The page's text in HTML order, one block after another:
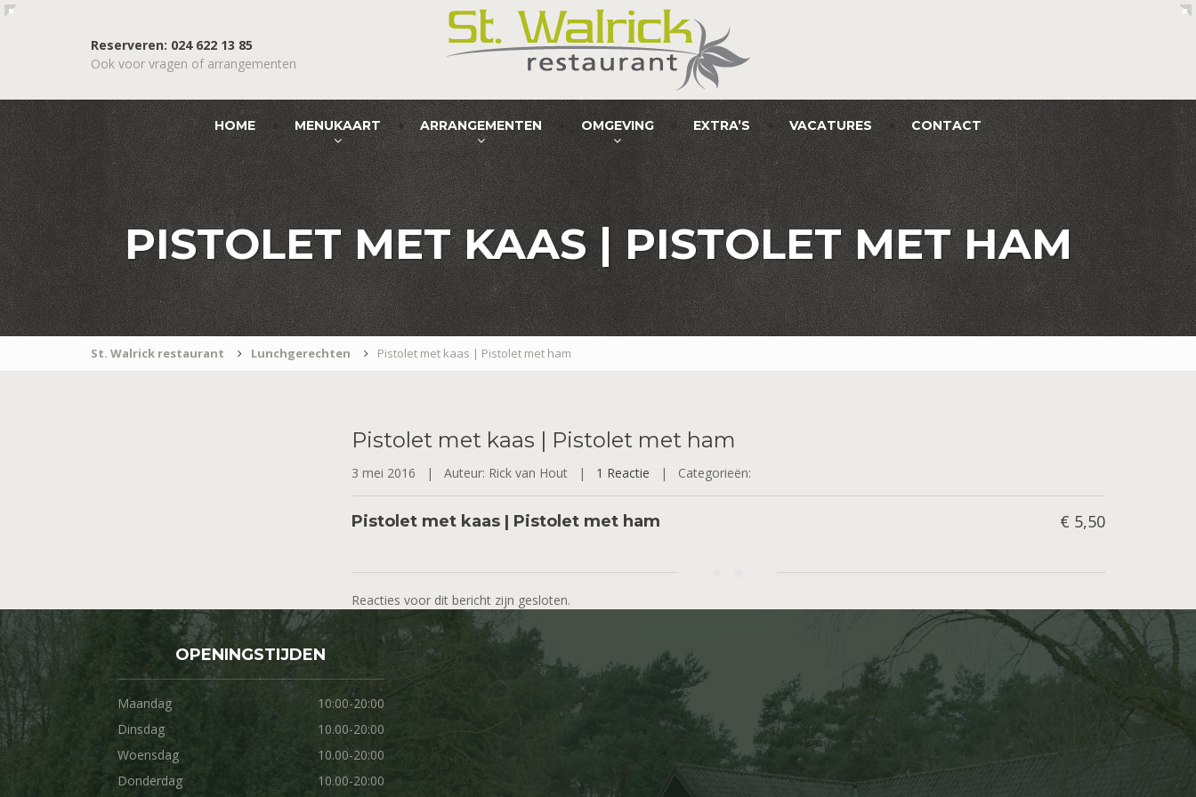
Reserveren: 024 622 13 85
Ook voor vragen of arrangementen
HOME MENUKAART ARRANGEMENTEN OMGEVING EXTRA’S VACATURES CONTACT
PISTOLET MET KAAS | PISTOLET MET HAM
St. Walrick restaurant Lunchgerechten Pistolet met kaas | Pistolet met ham
Pistolet met kaas | Pistolet met ham
3 mei 2016 | Auteur: Rick van Hout | 1 Reactie | Categorieën:
Pistolet met kaas | Pistolet met ham € 5,50
Reacties voor dit bericht zijn gesloten.
OPENINGSTIJDEN
Maandag
10:00-20:00
Dinsdag
10.00-20:00
Woensdag
10.00-20:00
Donderdag
10.00-20:00